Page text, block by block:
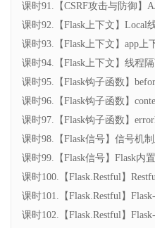
课时91.【CSRF攻击与防御】
课时92.【Flask上下文】Local
课时93.【Flask上下文】app上
课时94.【Flask上下文】线程
课时95.【Flask钩子函数】
课时96.【Flask钩子函数】
课时97.【Flask钩子函数】
课时98.【Flask信号】信号机
课时99.【Flask信号】Flask内
课时100.【Flask.Restful】
课时101.【Flask.Restful】
课时102.【Flask.Restful】